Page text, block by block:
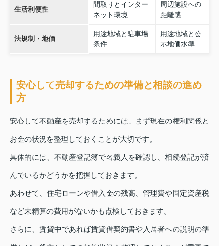
生活利便性
間取りとインター
ネット環境
周辺施設への
距離感
法規制・地価
用途地域と駐車場
条件
用途地域と公
示地価水準
安心して売却するための準備と相談の進め
方
安心して不動産を売却するためには、まず現在の権利関係と
お金の状況を整理しておくことが大切です。
具体的には、不動産登記簿で名義人を確認し、相続登記が済
んでいるかどうかを把握しておきます。
あわせて、住宅ローンや借入金の残高、管理費や固定資産税
など未精算の費用がないかも点検しておきます。
さらに、賃貸中であれば賃貸借契約書や入居者への説明の準